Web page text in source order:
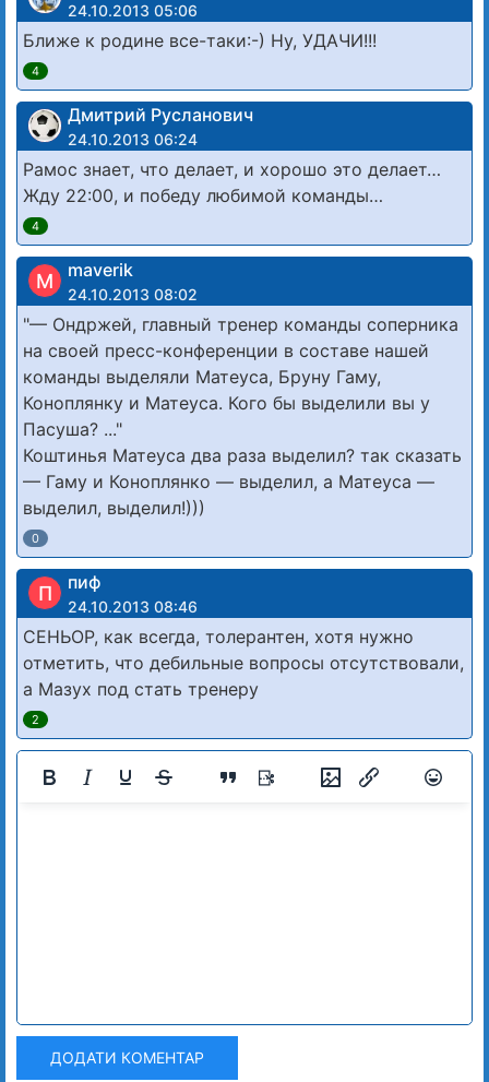
24.10.2013 05:06
Ближе к родине все-таки:-) Ну, УДАЧИ!!!
4
Дмитрий Русланович
24.10.2013 06:24
Рамос знает, что делает, и хорошо это делает…
Жду 22:00, и победу любимой команды…
4
M maverik
24.10.2013 08:02
"— Ондржей, главный тренер команды соперника
на своей пресс-конференции в составе нашей
команды выделяли Матеуса, Бруну Гаму,
Коноплянку и Матеуса. Кого бы выделили вы у
Пасуша? ..."
Коштинья Матеуса два раза выделил? так сказать
— Гаму и Коноплянко — выделил, а Матеуса —
выделил, выделил!)))
0
П пиф
24.10.2013 08:46
СЕНЬОР, как всегда, толерантен, хотя нужно
отметить, что дебильные вопросы отсутствовали,
а Мазух под стать тренеру
2
ДОДАТИ КОМЕНТАР